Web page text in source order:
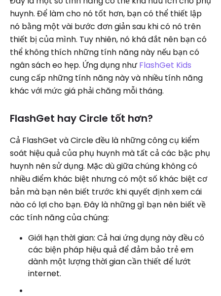
huynh. Để làm cho nó tốt hơn, bạn có thể thiết lập
nó bằng một vài bước đơn giản sau khi có nó trên
thiết bị của mình. Tuy nhiên, nó khá đắt nên bạn có
thể không thích những tính năng này nếu bạn có
ngân sách eo hẹp. Ứng dụng nhưFlashGet Kids
cung cấp những tính năng này và nhiều tính năng
khác với mức giá phải chăng mỗi tháng.
FlashGet hay Circle tốt hơn?
Cả FlashGet và Circle đều là những công cụ kiểm
soát hiệu quả của phụ huynh mà tất cả các bậc phụ
huynh nên sử dụng. Mặc dù giữa chúng không có
nhiều điểm khác biệt nhưng có một số khác biệt cơ
bản mà bạn nên biết trước khi quyết định xem cái
nào có lợi cho bạn. Đây là những gì bạn nên biết về
các tính năng của chúng:
Giới hạn thời gian: Cả hai ứng dụng này đều có
các biện pháp hiệu quả để đảm bảo trẻ em
dành một lượng thời gian cần thiết để lướt
internet.